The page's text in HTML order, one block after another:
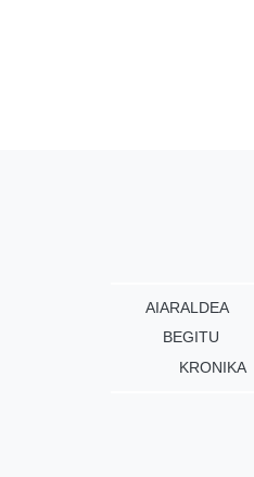
AIARALDEA
BEGITU
KRONIKA